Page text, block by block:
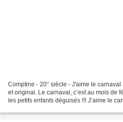
Comptine - 20° siècle - J'aime le carnaval
et original. Le carnaval, c’est au mois de
les petits enfants déguisés !!! J’aime le